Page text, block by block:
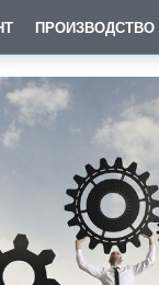
ПРОИЗВОДСТВО